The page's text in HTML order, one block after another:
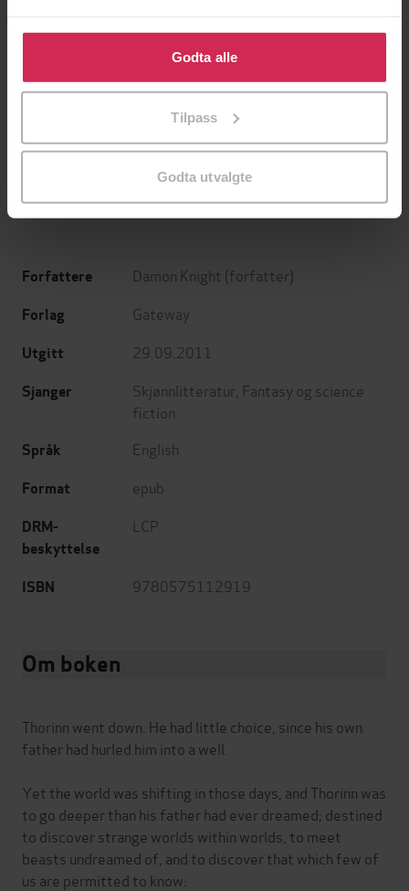
Klikk på «Godta alle» for å gi oss ditt samtykke til å
bruke cookies for alle disse formålene. Du kan også
tilpasse ditt samtykke til spesifikke formål ved å klikke
Godta alle
Tilpass
Godta utvalgte
Jo Nesbø
Jørn Lier Horst
Forfattere Damon Knight (forfatter)
Forlag Gateway
Utgitt 29.09.2011
Sjanger Skjønnlitteratur Fantasy og science
fiction
Språk English
Format epub
DRM-
beskyttelse
LCP
ISBN 9780575112919
Om boken
Thorinn went down. He had little choice, since his own
father had hurled him into a well.
Yet the world was shifting in those days, and Thorinn was
to go deeper than his father had ever dreamed; destined
to discover strange worlds within worlds, to meet
beasts undreamed of, and to discover that which few of
us are permitted to know: